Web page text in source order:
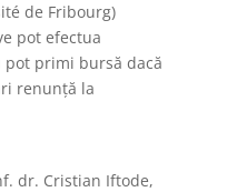
de Fribourg)
pot efectua
primi bursă dacă
renunţă la
dr. Cristian Iftode,